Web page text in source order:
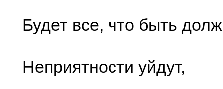
Будет все, что быть
Неприятности уйдут,